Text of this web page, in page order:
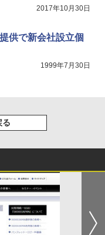
2017年10月30日
供で新会社設立個
1999年7月30日
る